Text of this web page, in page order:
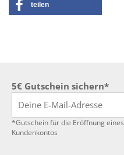
teilen
5€ Gutschein sichern*
*Gutschein für die Eröffnung eines
Kundenkontos